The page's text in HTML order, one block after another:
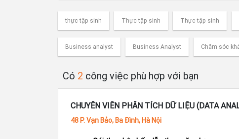
thực tập sinh Thực tập sinh Thực tập sinh
Business analyst Business Analyst Chăm sóc
Có 2 công việc phù hợp với bạn
CHUYÊN VIÊN PHÂN TÍCH DỮ LIỆU (DATA
48 P. Vạn Bảo, Ba Đình, Hà Nội